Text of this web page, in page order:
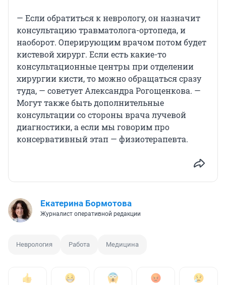
— Если обратиться к неврологу, он назначит
консультацию травматолога-ортопеда, и
наоборот. Оперирующим врачом потом будет
кистевой хирург. Если есть какие-то
консультационные центры при отделении
хирургии кисти, то можно обращаться сразу
туда, — советует Александра Рогощенкова. —
Могут также быть дополнительные
консультации со стороны врача лучевой
диагностики, а если мы говорим про
консервативный этап — физиотерапевта.
Екатерина Бормотова
Журналист оперативной редакции
Неврология Работа Медицина